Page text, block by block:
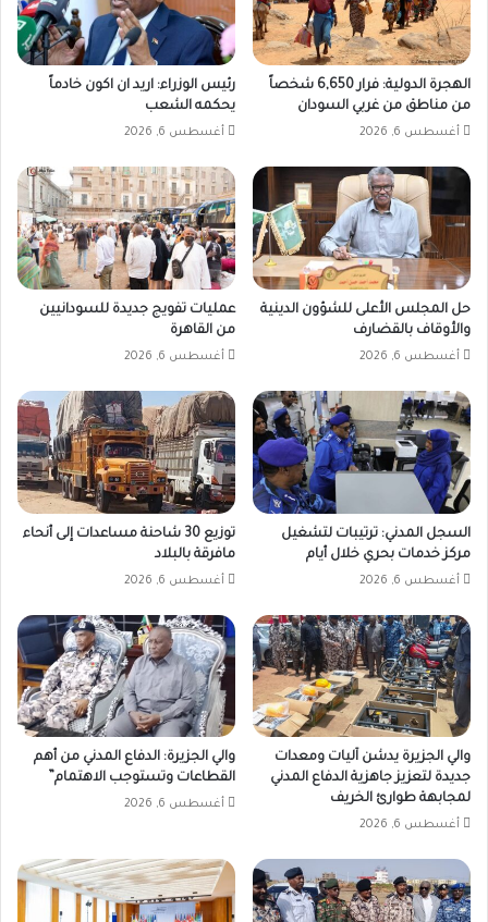
الهجرة الدولية: فرار 6,650 شخصاً
من مناطق من غربي السودان
أغسطس 6, 2026
رئيس الوزراء: اريد ان اكون خادماً
يحكمه الشعب
أغسطس 6, 2026
حل المجلس الأعلى للشؤون الدينية
والأوقاف بالقضارف
أغسطس 6, 2026
عمليات تفويج جديدة للسودانيين
من القاهرة
أغسطس 6, 2026
السجل المدني: ترتيبات لتشغيل
مركز خدمات بحري خلال أيام
أغسطس 6, 2026
توزيع 30 شاحنة مساعدات إلى أنحاء
مافرقة بالبلاد
أغسطس 6, 2026
والي الجزيرة يدشن آليات ومعدات
جديدة لتعزيز جاهزية الدفاع المدني
لمجابهة طوارئ الخريف
أغسطس 6, 2026
والي الجزيرة: الدفاع المدني من أهم
القطاعات وتستوجب الاهتمام”
أغسطس 6, 2026